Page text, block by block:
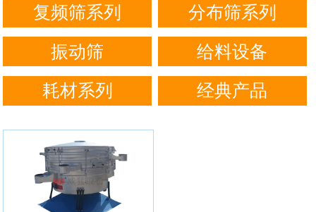
荣誉证书
人力资源
案例中心
复频筛系列 分布筛系列
振动筛 给料设备
耗材系列 经典产品